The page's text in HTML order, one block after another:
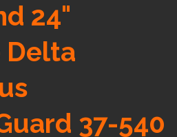
24"
Delta
37-540